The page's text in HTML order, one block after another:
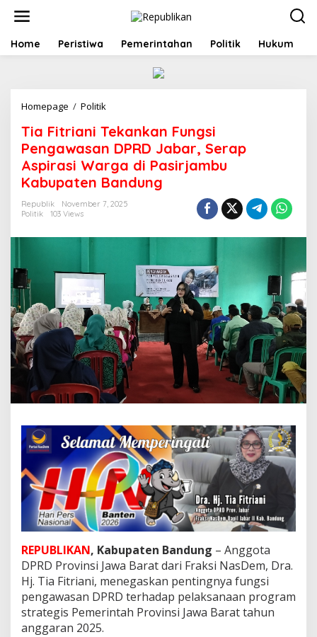
t
Home Peristiwa Pemerintahan Politik Hukum
Homepage / Politik
a
F
i
t
r
a
k
a
n
F
u
n
g
P
e
n
g
a
w
s
a
D
P
R
D
a
Tia Fitriani Tekankan Fungsi
Pengawasan DPRD Jabar, Serap
Aspirasi Warga di Pasirjambu
Kabupaten Bandung
Republik
November 7, 2025
Politik
103 Views
REPUBLIKAN, Kabupaten Bandung – Anggota
DPRD Provinsi Jawa Barat dari Fraksi NasDem, Dra.
Hj. Tia Fitriani, menegaskan pentingnya fungsi
pengawasan DPRD terhadap pelaksanaan program
strategis Pemerintah Provinsi Jawa Barat tahun
anggaran 2025.